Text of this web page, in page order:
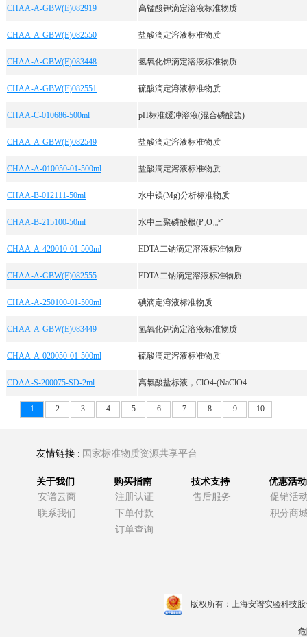
CHAA-A-GBW(E)082919 高锰酸钾滴定溶液标准物质
CHAA-A-GBW(E)082550 盐酸滴定溶液标准物质
CHAA-A-GBW(E)083448 氢氧化钾滴定溶液标准物质
CHAA-A-GBW(E)082551 硫酸滴定溶液标准物质
CHAA-C-010686-500ml pH标准缓冲溶液(混合磷酸盐)
CHAA-A-GBW(E)082549 盐酸滴定溶液标准物质
CHAA-A-010050-01-500ml 盐酸滴定溶液标准物质
CHAA-B-012111-50ml 水中镁(Mg)分析标准物质
CHAA-B-215100-50ml 水中三聚磷酸根(P₃O₁₀⁵⁻
CHAA-A-420010-01-500ml EDTA二钠滴定溶液标准物质
CHAA-A-GBW(E)082555 EDTA二钠滴定溶液标准物质
CHAA-A-250100-01-500ml 碘滴定溶液标准物质
CHAA-A-GBW(E)083449 氢氧化钾滴定溶液标准物质
CHAA-A-020050-01-500ml 硫酸滴定溶液标准物质
CDAA-S-200075-SD-2ml 高氯酸盐标液，ClO4-(NaClO4
1 2 3 4 5 6 7 8 9 10
友情链接 : 国家标准物质资源共享平台
关于我们
安谱云商
联系我们
购买指南
注册认证
下单付款
订单查询
技术支持
售后服务
优惠活动
促销活
积分商
版权所有：上海安谱实验科技
危